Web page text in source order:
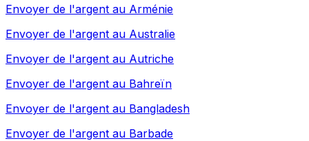
Envoyer de l'argent au Arménie
Envoyer de l'argent au Australie
Envoyer de l'argent au Autriche
Envoyer de l'argent au Bahreïn
Envoyer de l'argent au Bangladesh
Envoyer de l'argent au Barbade